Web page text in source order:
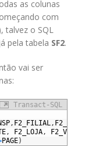
as colunas
com
talvez o SQL
pela tabela SF2.
vai ser
Transact-SQL
, F2_FILIAL, F2_TIPO
, F2_LOJA, F2_VEND1
PAGE)